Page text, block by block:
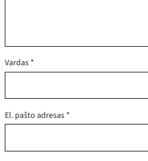
Vardas *
El. pašto adresas *